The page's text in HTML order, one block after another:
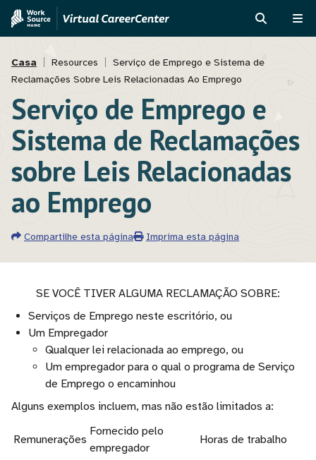
Passar
para
conteúdo
principal
Skip
Assistant
Navegação
estrutural
Casa Resources
Serviço de Emprego e Sistema de
Reclamações Sobre Leis Relacionadas Ao Emprego
Serviço de Emprego e
Sistema de Reclamações
sobre Leis Relacionadas
ao Emprego
Compartilhe esta página Imprima esta página
SE VOCÊ TIVER ALGUMA RECLAMAÇÃO SOBRE:
Serviços de Emprego neste escritório, ou
Um Empregador
Qualquer lei relacionada ao emprego, ou
Um empregador para o qual o programa de Serviço
de Emprego o encaminhou
Alguns exemplos incluem, mas não estão limitados a:
Remunerações
Fornecido pelo
empregador
Horas de trabalho